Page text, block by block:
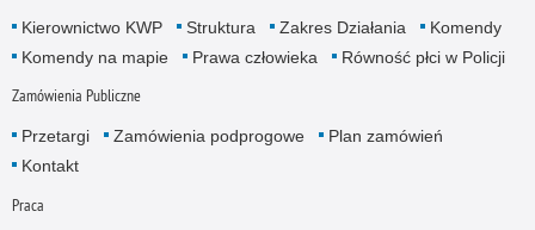
Kierownictwo KWP Struktura Zakres Działania
Komendy
Komendy na mapie
Prawa człowieka Równość płci w Policji
Zamówienia Publiczne
Przetargi Zamówienia podprogowe
Plan zamówień
Kontakt
Praca